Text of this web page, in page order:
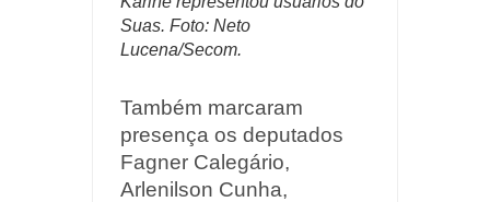
Suas. Foto: Neto
Lucena/Secom.
Também marcaram
presença os deputados
Fagner Calegário,
Arlenilson Cunha,